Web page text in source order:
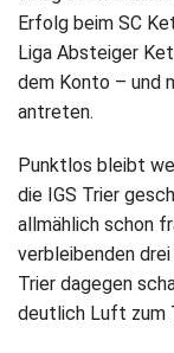
Erfolg beim SC
Liga Absteiger
dem Konto – und
antreten.
Punktlos bleibt
die IGS Trier
allmählich schon
verbleibenden
Trier dagegen
deutlich Luft zum